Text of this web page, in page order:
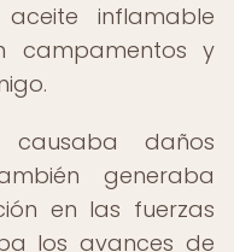
inflamable
campamentos y
daños
generaba
en las fuerzas
los avances de